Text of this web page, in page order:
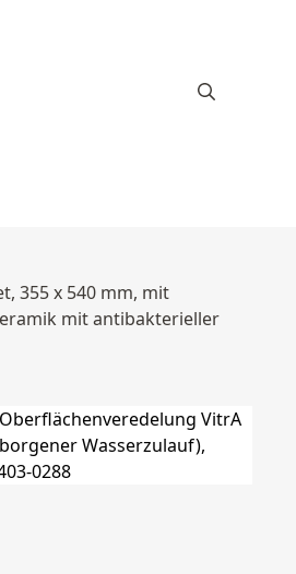
355 x 540 mm, mit
mit antibakterieller